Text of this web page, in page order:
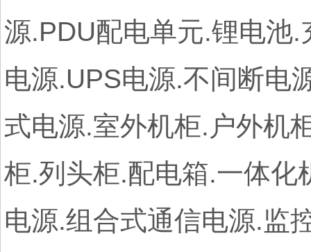
源.PDU配电单元.锂电池
电源.UPS电源.不间断电
式电源.室外机柜.户外机
柜.列头柜.配电箱.一体化
电源.组合式通信电源.监